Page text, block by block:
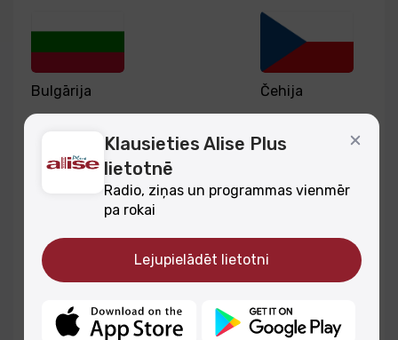
Bulgārija Čehija
Francija
Klausieties Alise Plus
lietotnē
Radio, ziņas un programmas vienmēr
pa rokai
Lejupielādēt lietotni